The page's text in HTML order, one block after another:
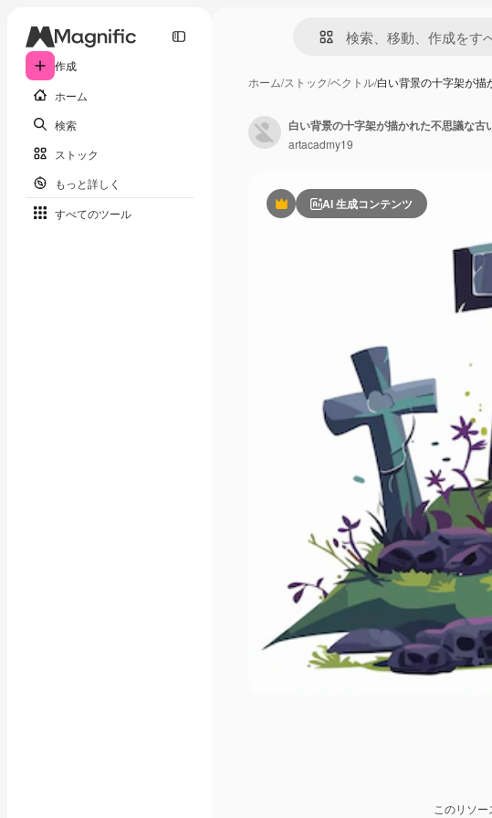
作成
ホーム
検索
ストック
もっと詳しく
すべてのツール
ホーム/ストック/ベクトル/白い背景の十字架が
PremiumAI 生成コンテンツ
このリソー
白い背景の十字架が描かれた不思議な古
artacadmy19